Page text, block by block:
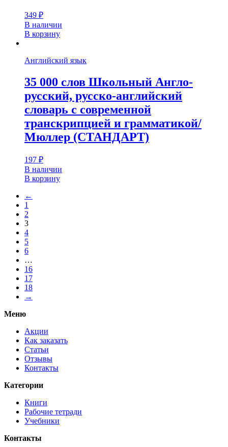
349 ₽
В наличии
В корзину
Английский язык
35 000 слов Школьный Англо-
русский, русско-английский
словарь с современной
транскрипцией и грамматикой/
Мюллер (СТАНДАРТ)
197 ₽
В наличии
В корзину
←
1
2
3
4
5
6
…
16
17
18
→
Меню
Акции
Как заказать
Статьи
Отзывы
Контакты
Категории
Книги
Рабочие тетради
Учебники
Контакты